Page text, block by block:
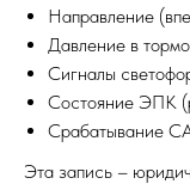
Направление
Давление в
Сигналы
Состояние ЭПК
Срабатывание
Эта запись –